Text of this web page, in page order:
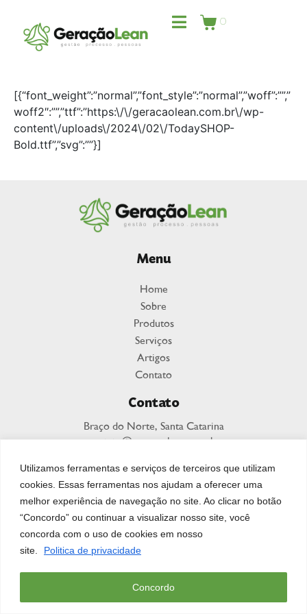
Utilizamos ferramentas e serviços de terceiros que utilizam
cookies. Essas ferramentas nos ajudam a oferecer uma
melhor experiência de navegação no site. Ao clicar no botão
“Concordo” ou continuar a visualizar nosso site, você
concorda com o uso de cookies em nosso
site.
Politica de privacidade
Concordo
0
[{“font_weight”:”normal”,”font_style”:”normal”,”woff”:””,”
woff2″:””,”ttf”:”https:\/\/geracaolean.com.br\/wp-
content\/uploads\/2024\/02\/TodaySHOP-
Bold.ttf”,”svg”:””}]
Menu
Home
Sobre
Produtos
Serviços
Artigos
Contato
Contato
Braço do Norte, Santa Catarina
contato@geracaolean.com.br